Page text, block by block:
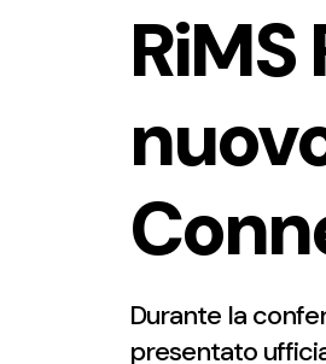
Durante la
presentato